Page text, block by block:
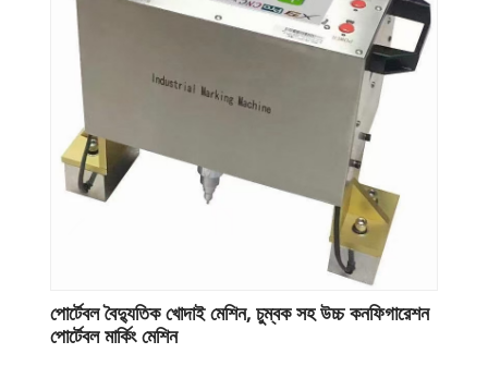
পোর্টেবল বৈদ্যুতিক খোদাই মেশিন, চুম্বক সহ উচ্চ কনফিগারেশন
পোর্টেবল মার্কিং মেশিন